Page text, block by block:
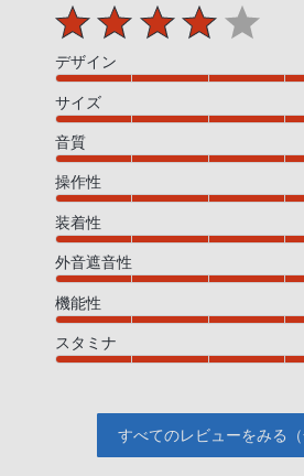
デザイン
サイズ
音質
操作性
装着性
外音遮音性
機能性
スタミナ
すべてのレビューをみる（